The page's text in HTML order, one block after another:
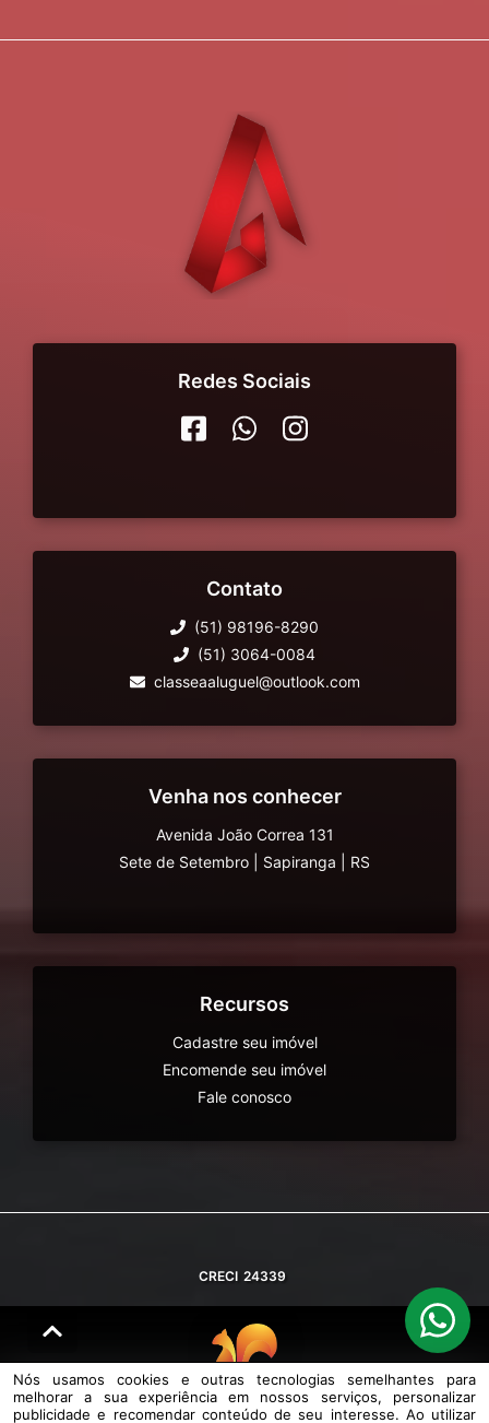
Redes Sociais
Contato
(51) 98196-8290
(51) 3064-0084
classeaaluguel@outlook.com
Venha nos conhecer
Avenida João Correa 131
Sete de Setembro
Sapiranga RS
Recursos
Cadastre seu imóvel
Encomende seu imóvel
Fale conosco
CRECI 24339
© DESENVOLVIDO PELAAGIL.NET
Nós usamos cookies e outras tecnologias semelhantes para
melhorar a sua experiência em nossos serviços, personalizar
publicidade e recomendar conteúdo de seu interesse. Ao utilizar